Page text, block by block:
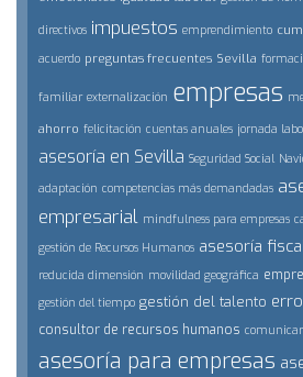
directivos impuestos emprendimiento
acuerdo preguntas frecuentes Sevilla
familiar externalización empresas
ahorro felicitación cuentas anuales jornada
asesoría en Sevilla Seguridad Social
adaptación competencias más demandadas
empresarial mindfulness para empresas
gestión de Recursos Humanos asesoría
reducida dimensión movilidad geográfica
gestión del tiempo gestión del talento
consultor de recursos humanos comunicar
asesoría para empresas